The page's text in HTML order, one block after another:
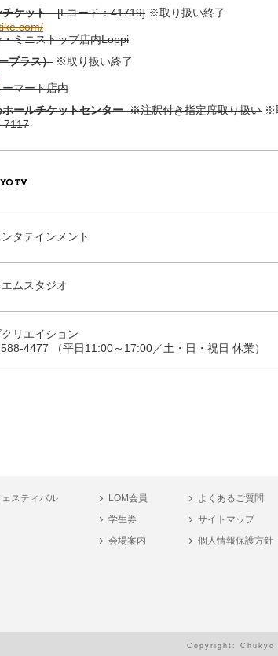
ケット[Lコード：41719] ※取り扱い終了
ミニストップ店内Loppi
プラス） ※取り扱い終了
マート店内
ホールチケットセンター※注釈付き指定席取り扱い ※
7117
タテインメント
ムスタジオ
リエイション
4477 （平日11:00～17:00／土・日・祝日 休業）
スティバル
LOM会員
学生券
会場案内
よくあるご質問
サイトマップ
個人情報保護方針
Copyright: